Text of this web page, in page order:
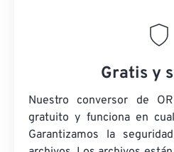
Gratis y
Nuestro conversor de
gratuito y funciona en
Garantizamos la